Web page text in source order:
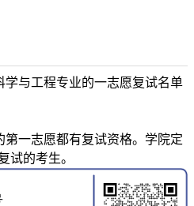
学与工程专业的一志愿复试名单
第一志愿都有复试资格。学院定
试的考生。